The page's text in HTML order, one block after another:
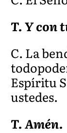
T. Y con
C. La
Espíritu
ustedes.
T. Amén.